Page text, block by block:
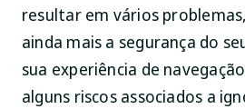
resultar em vários
ainda mais a segurança do
sua experiência de
alguns riscos associados a